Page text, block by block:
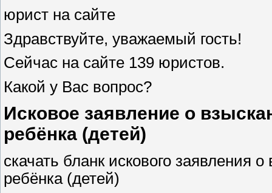
юрист на сайте
Здравствуйте, уважаемый гость!
Сейчас на сайте 139 юристов.
Какой у Вас вопрос?
Исковое заявление о
ребёнка (детей)
скачать бланк искового заявления
ребёнка (детей)